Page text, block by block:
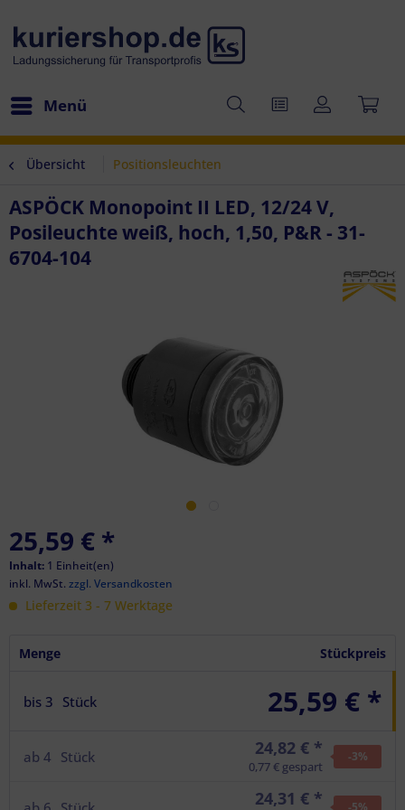
Menü
Übersicht Positionsleuchten
ASPÖCK Monopoint II LED, 12/24 V,
Posileuchte weiß, hoch, 1,50, P&R - 31-
6704-104
25,59 € *
Inhalt: 1 Einheit(en)
inkl. MwSt. zzgl. Versandkosten
Lieferzeit 3 - 7 Werktage
Menge Stückpreis
bis 3 Stück 25,59 € *
ab 4 Stück 24,82 € *
0,77 € gespart
-3%
24,31 € * -5%